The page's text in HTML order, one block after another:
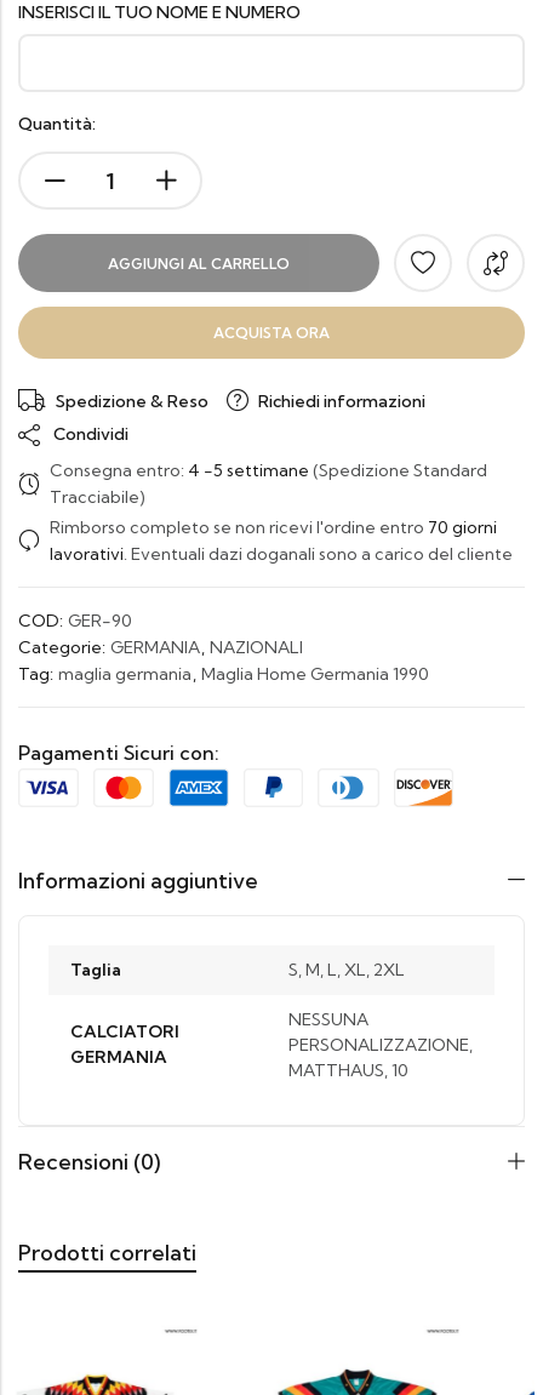
INSERISCI IL TUO NOME E NUMERO
Quantità:
AGGIUNGI AL CARRELLO
ACQUISTA ORA
Spedizione & Reso
Richiedi informazioni
Condividi
Consegna entro: 4 -5 settimane (Spedizione Standard
Tracciabile)
Rimborso completo se non ricevi l'ordine entro 70 giorni
lavorativi. Eventuali dazi doganali sono a carico del cliente
COD: GER-90
Categorie: GERMANIA, NAZIONALI
Tag: maglia germania, Maglia Home Germania 1990
Pagamenti Sicuri con:
Informazioni aggiuntive
Taglia S, M, L, XL, 2XL
CALCIATORI
GERMANIA
NESSUNA
PERSONALIZZAZIONE,
MATTHAUS, 10
Recensioni (0)
Prodotti correlati